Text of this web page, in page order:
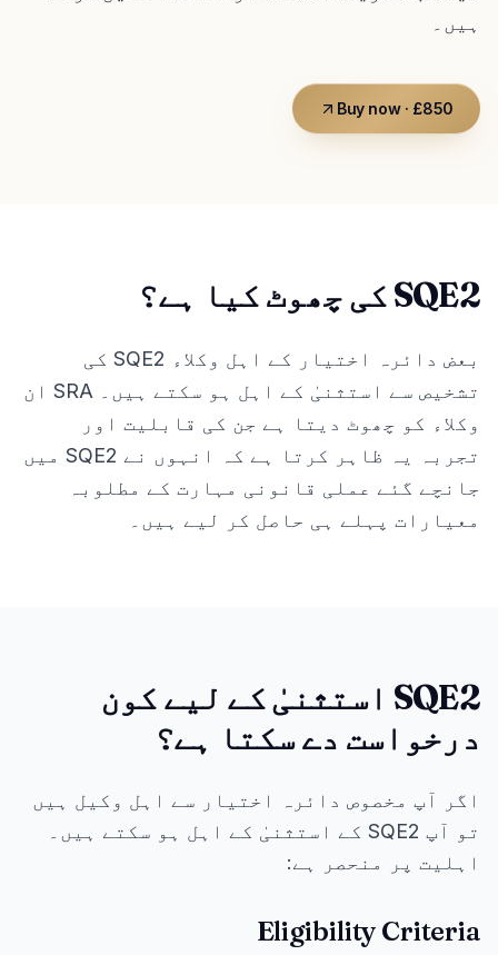
ہیں۔
Buy now · £850
SQE2 کی چھوٹ کیا ہے؟
بعض دائرہ اختیار کے اہل وکلاء SQE2 کی
تشخیص سے استثنیٰ کے اہل ہو سکتے ہیں۔ SRA ان
وکلاء کو چھوٹ دیتا ہے جن کی قابلیت اور
تجربہ یہ ظاہر کرتا ہے کہ انہوں نے SQE2 میں
جانچے گئے عملی قانونی مہارت کے مطلوبہ
معیارات پہلے ہی حاصل کر لیے ہیں۔
SQE2 استثنیٰ کے لیے کون
درخواست دے سکتا ہے؟
اگر آپ مخصوص دائرہ اختیار سے اہل وکیل ہیں
تو آپ SQE2 کے استثنیٰ کے اہل ہو سکتے ہیں۔
اہلیت پر منحصر ہے:
Eligibility Criteria